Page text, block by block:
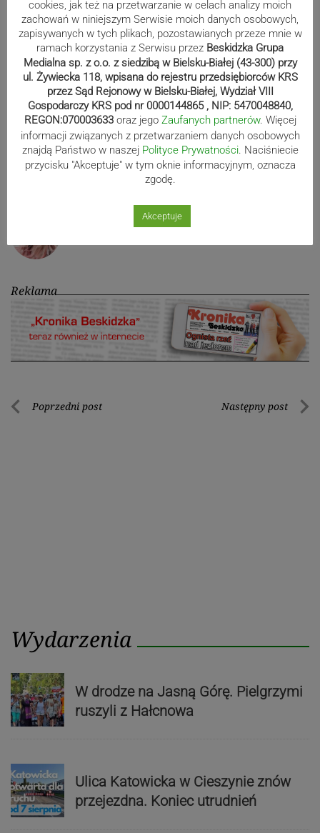
„Anioły istnieją, tylko czasem nie mają skrzydeł. Wtedy
nazywamy ich przyjaciółmi“. To mój ulubiony cytat. I tymi
przyjaciółmi jestem otoczona. To mi pomaga żyć.
Mariola Morcinková
Reklama
Nawigacja
Poprzedni post Następny post
Wydarzenia
W drodze na Jasną Górę. Pielgrzymi
ruszyli z Hałcnowa
Ulica Katowicka w Cieszynie znów
przejezdna. Koniec utrudnień
cookies, jak też na przetwarzanie w celach analizy moich
zachowań w niniejszym Serwisie moich danych osobowych,
zapisywanych w tych plikach, pozostawianych przeze mnie w
ramach korzystania z Serwisu przez Beskidzka Grupa
Medialna sp. z o.o. z siedzibą w Bielsku-Białej (43-300) przy
ul. Żywiecka 118, wpisana do rejestru przedsiębiorców KRS
przez Sąd Rejonowy w Bielsku-Białej, Wydział VIII
Gospodarczy KRS pod nr 0000144865 , NIP: 5470048840,
REGON:070003633 oraz jego Zaufanych partnerów. Więcej
informacji związanych z przetwarzaniem danych osobowych
znajdą Państwo w naszej Polityce Prywatności. Naciśniecie
przycisku "Akceptuje" w tym oknie informacyjnym, oznacza
zgodę.
Akceptuje